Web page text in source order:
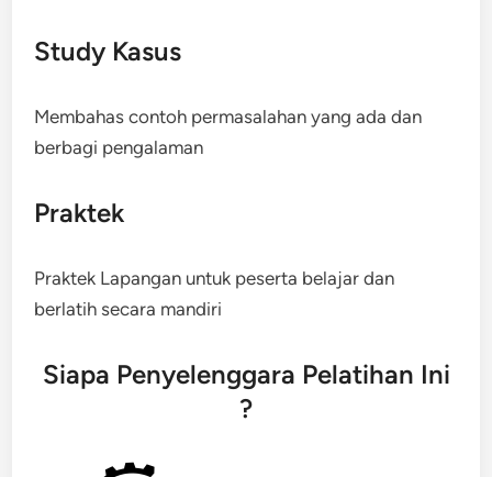
Study Kasus
Membahas contoh permasalahan yang ada dan
berbagi pengalaman
Praktek
Praktek Lapangan untuk peserta belajar dan
berlatih secara mandiri
Siapa Penyelenggara Pelatihan Ini
?